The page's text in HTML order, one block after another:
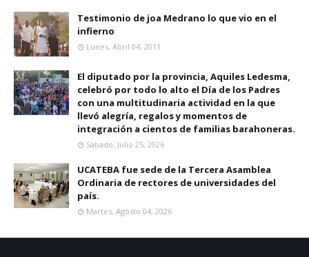
Testimonio de joa Medrano lo que vio en el
infierno
Lunes, Abril 04, 2011
El diputado por la provincia, Aquiles Ledesma,
celebró por todo lo alto el Día de los Padres
con una multitudinaria actividad en la que
llevó alegría, regalos y momentos de
integración a cientos de familias barahoneras.
Sábado, Julio 25, 2026
UCATEBA fue sede de la Tercera Asamblea
Ordinaria de rectores de universidades del
país.
Martes, Agosto 04, 2026